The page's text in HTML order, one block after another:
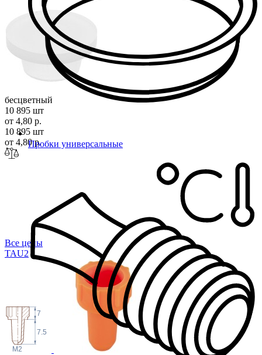
Пробки универсальные
бесцветный
10 895 шт
от 4,80 р.
10 895 шт
от 4,80 р.
Все цены
TAU2
7
7.5
M2